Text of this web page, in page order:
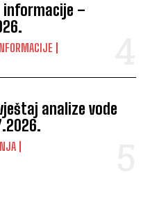
informacije –
analize vode